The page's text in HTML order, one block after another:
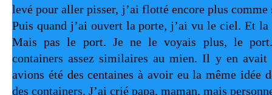
levé pour aller pisser, j’ai flotté encore plus comme
Puis quand j’ai ouvert la porte, j’ai vu le ciel. Et
Mais pas le port. Je ne le voyais plus, le
containers assez similaires au mien. Il y en
avions été des centaines à avoir eu la même idée
des containers. J’ai crié papa, maman, mais